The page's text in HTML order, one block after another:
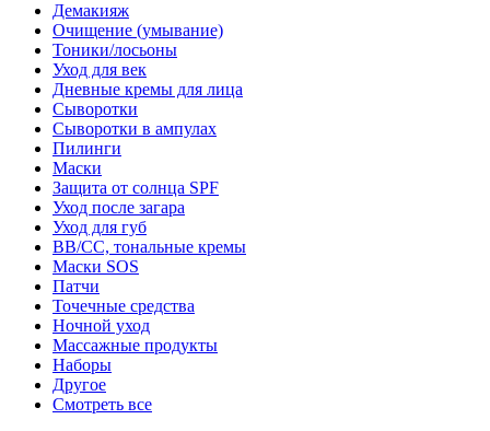
Демакияж
Очищение (умывание)
Тоники/лосьоны
Уход для век
Дневные кремы для лица
Сыворотки
Сыворотки в ампулах
Пилинги
Маски
Защита от солнца SPF
Уход после загара
Уход для губ
BB/CC, тональные кремы
Маски SOS
Патчи
Точечные средства
Ночной уход
Массажные продукты
Наборы
Другое
Смотреть все